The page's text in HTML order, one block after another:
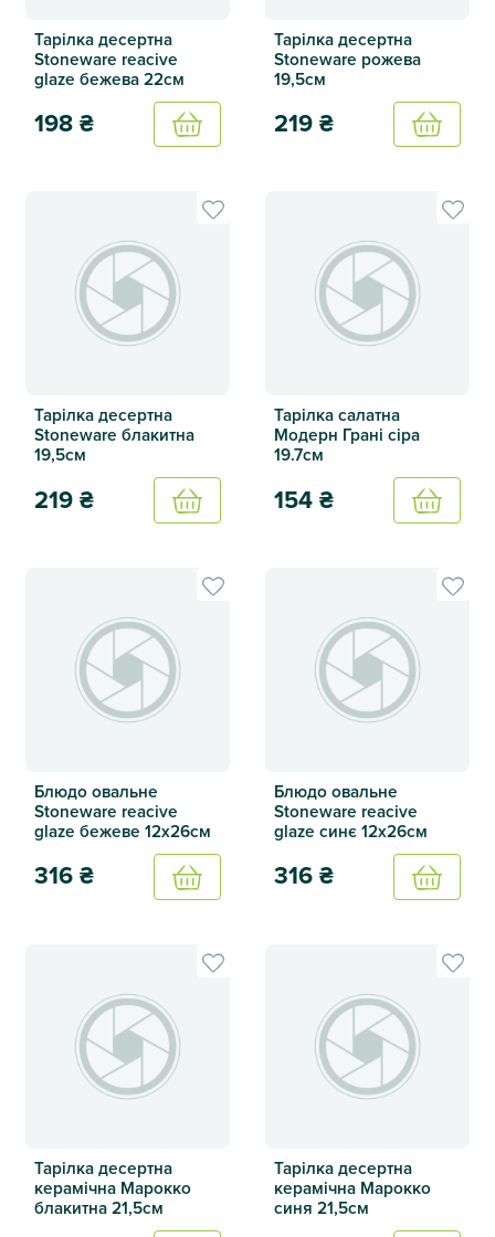
Тарілка десертна
Stoneware reacive
glaze бежева 22см
198₴
Купить
Тарілка десертна
Stoneware рожева
19,5см
219₴
Купить
Тарілка десертна
Stoneware блакитна
19,5см
219₴
Купить
Тарілка салатна
Модерн Грані сіра
19.7см
154₴
Купить
Блюдо овальне
Stoneware reacive
glaze бежеве 12х26см
316₴
Купить
Блюдо овальне
Stoneware reacive
glaze синє 12х26см
316₴
Купить
Тарілка десертна
керамічна Марокко
блакитна 21,5см
Тарілка десертна
керамічна Марокко
синя 21,5см